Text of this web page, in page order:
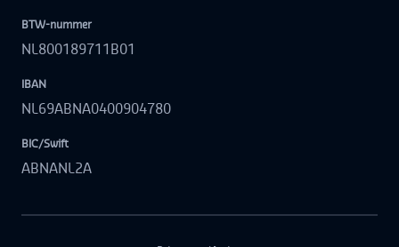
BTW-nummer
NL800189711B01
IBAN
NL69ABNA0400904780
BIC/Swift
ABNANL2A